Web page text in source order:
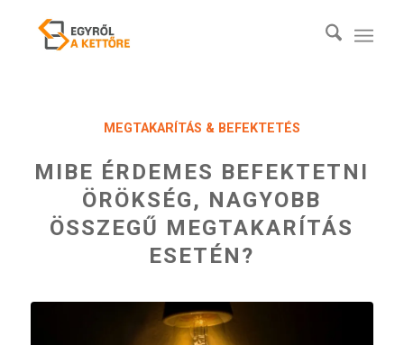
MEGTAKARÍTÁS & BEFEKTETÉS
MIBE ÉRDEMES BEFEKTETNI
ÖRÖKSÉG, NAGYOBB
ÖSSZEGŰ MEGTAKARÍTÁS
ESETÉN?